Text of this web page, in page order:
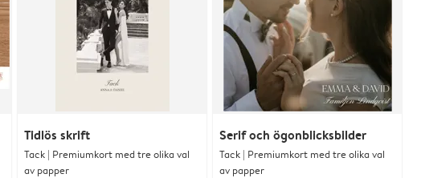
Tidlös skrift
Tack | Premiumkort med tre olika val
av papper
Serif och ögonblicksbilder
Tack | Premiumkort med tre olika val
av papper